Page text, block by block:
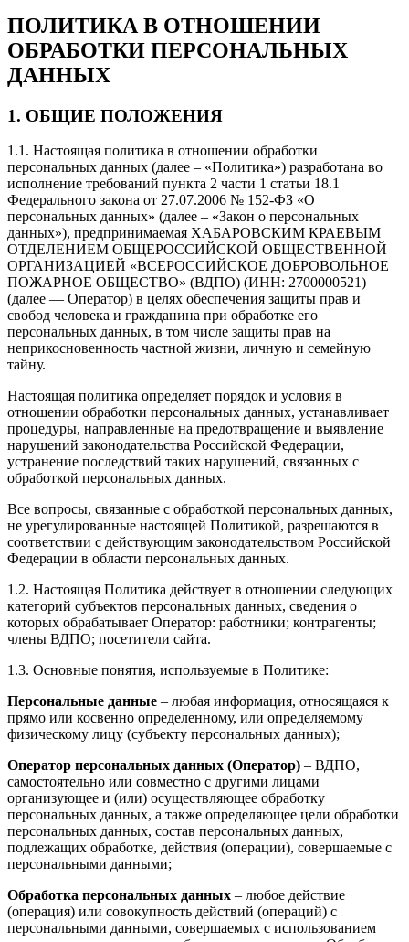
ПОЛИТИКА В ОТНОШЕНИИ
ОБРАБОТКИ ПЕРСОНАЛЬНЫХ
ДАННЫХ
1. ОБЩИЕ ПОЛОЖЕНИЯ
1.1. Настоящая политика в отношении обработки
персональных данных (далее – «Политика») разработана во
исполнение требований пункта 2 части 1 статьи 18.1
Федерального закона от 27.07.2006 № 152-ФЗ «О
персональных данных» (далее – «Закон о персональных
данных»), предпринимаемая ХАБАРОВСКИМ КРАЕВЫМ
ОТДЕЛЕНИЕМ ОБЩЕРОССИЙСКОЙ ОБЩЕСТВЕННОЙ
ОРГАНИЗАЦИЕЙ «ВСЕРОССИЙСКОЕ ДОБРОВОЛЬНОЕ
ПОЖАРНОЕ ОБЩЕСТВО» (ВДПО) (ИНН: 2700000521)
(далее — Оператор) в целях обеспечения защиты прав и
свобод человека и гражданина при обработке его
персональных данных, в том числе защиты прав на
неприкосновенность частной жизни, личную и семейную
тайну.
Настоящая политика определяет порядок и условия в
отношении обработки персональных данных, устанавливает
процедуры, направленные на предотвращение и выявление
нарушений законодательства Российской Федерации,
устранение последствий таких нарушений, связанных с
обработкой персональных данных.
Все вопросы, связанные с обработкой персональных данных,
не урегулированные настоящей Политикой, разрешаются в
соответствии с действующим законодательством Российской
Федерации в области персональных данных.
1.2. Настоящая Политика действует в отношении следующих
категорий субъектов персональных данных, сведения о
которых обрабатывает Оператор: работники; контрагенты;
члены ВДПО; посетители сайта.
1.3. Основные понятия, используемые в Политике:
Персональные данные – любая информация, относящаяся к
прямо или косвенно определенному, или определяемому
физическому лицу (субъекту персональных данных);
Оператор персональных данных (Оператор) – ВДПО,
самостоятельно или совместно с другими лицами
организующее и (или) осуществляющее обработку
персональных данных, а также определяющее цели обработки
персональных данных, состав персональных данных,
подлежащих обработке, действия (операции), совершаемые с
персональными данными;
Обработка персональных данных – любое действие
(операция) или совокупность действий (операций) с
персональными данными, совершаемых с использованием